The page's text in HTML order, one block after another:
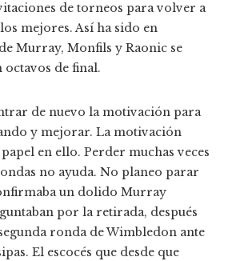
de torneos para volver a
mejores. Así ha sido en
Murray, Monfils y Raonic se
octavos de final.
de nuevo la motivación para
y mejorar. La motivación
en ello. Perder muchas veces
no ayuda. No planeo parar
un dolido Murray
por la retirada, después
ronda de Wimbledon ante
El escocés que desde que